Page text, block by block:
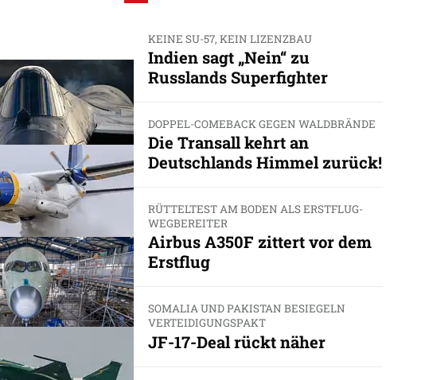
KEINE SU-57, KEIN LIZENZBAU
Indien sagt „Nein“ zu
Russlands Superfighter
DOPPEL-COMEBACK GEGEN WALDBRÄNDE
Die Transall kehrt an
Deutschlands Himmel zurück!
RÜTTELTEST AM BODEN ALS ERSTFLUG-
WEGBEREITER
Airbus A350F zittert vor dem
Erstflug
SOMALIA UND PAKISTAN BESIEGELN
VERTEIDIGUNGSPAKT
JF-17-Deal rückt näher